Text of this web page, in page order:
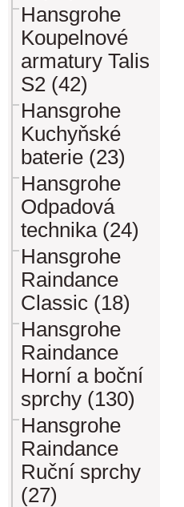
Hansgrohe
Koupelnové
armatury Talis
S2 (42)
Hansgrohe
Kuchyňské
baterie (23)
Hansgrohe
Odpadová
technika (24)
Hansgrohe
Raindance
Classic (18)
Hansgrohe
Raindance
Horní a boční
sprchy (130)
Hansgrohe
Raindance
Ruční sprchy
(27)